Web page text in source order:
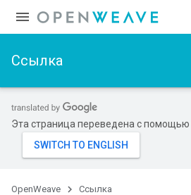
Ссылка
Эта страница переведена с помощью
OpenWeave Ссылка